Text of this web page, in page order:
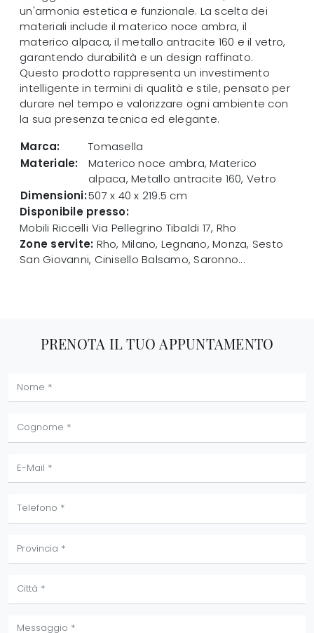
un'armonia estetica e funzionale. La scelta dei
materiali include il materico noce ambra, il
materico alpaca, il metallo antracite 160 e il vetro,
garantendo durabilità e un design raffinato.
Questo prodotto rappresenta un investimento
intelligente in termini di qualità e stile, pensato per
durare nel tempo e valorizzare ogni ambiente con
la sua presenza tecnica ed elegante.
Marca:
Tomasella
Materiale:
Materico noce ambra, Materico
alpaca, Metallo antracite 160, Vetro
Dimensioni:507 x 40 x 219.5 cm
Disponibile presso:
Mobili Riccelli Via Pellegrino Tibaldi 17, Rho
Zone servite: Rho, Milano, Legnano, Monza, Sesto
San Giovanni, Cinisello Balsamo, Saronno...
PRENOTA IL TUO APPUNTAMENTO